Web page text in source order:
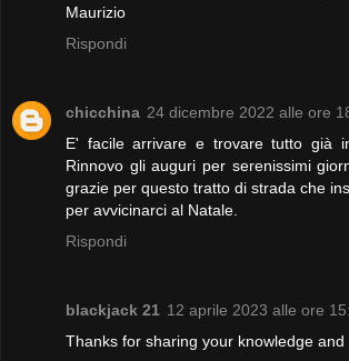
Maurizio
Rispondi
chicchina 24 dicembre 2022 alle ore
E' facile arrivare e trovare tutto già
Rinnovo gli auguri per serenissimi
grazie per questo tratto di strada che
per avvicinarci al Natale.
Rispondi
blackjack 21 12 aprile 2023 alle ore
Thanks for sharing your knowledge and